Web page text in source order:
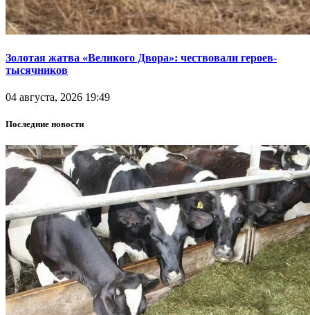
Золотая жатва «Великого Двора»: чествовали героев-
тысячников
04 августа, 2026 19:49
Последние новости